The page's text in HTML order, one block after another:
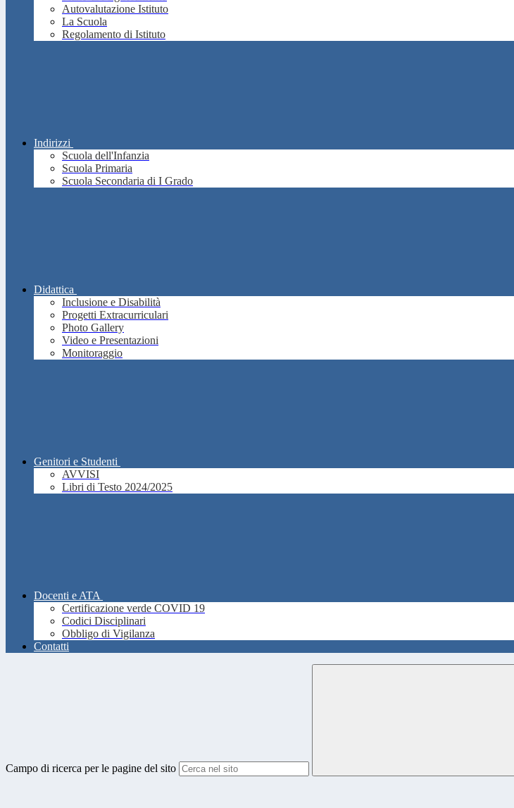
Autovalutazione Istituto
La Scuola
Regolamento di Istituto
Indirizzi
Scuola dell'Infanzia
Scuola Primaria
Scuola Secondaria di I Grado
Didattica
Inclusione e Disabilità
Progetti Extracurriculari
Photo Gallery
Video e Presentazioni
Monitoraggio
Genitori e Studenti
AVVISI
Libri di Testo 2024/2025
Docenti e ATA
Certificazione verde COVID 19
Codici Disciplinari
Obbligo di Vigilanza
Contatti
Campo di ricerca per le pagine del sito